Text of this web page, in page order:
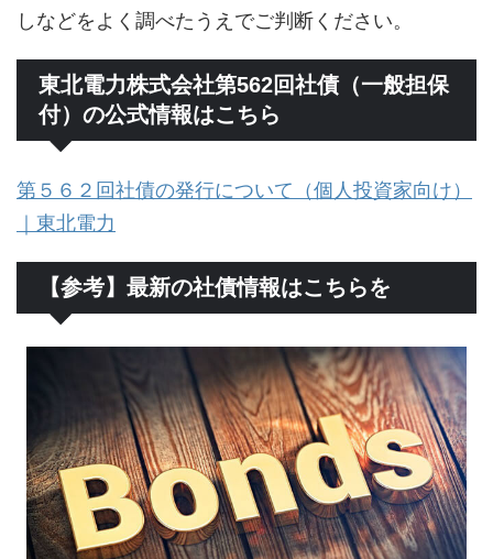
しなどをよく調べたうえでご判断ください。
東北電力株式会社第562回社債（一般担保
付）の公式情報はこちら
第５６２回社債の発行について（個人投資家向け）
｜東北電力
【参考】最新の社債情報はこちらを